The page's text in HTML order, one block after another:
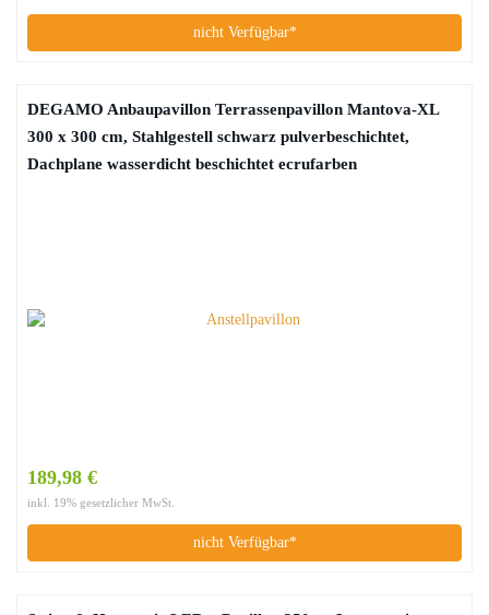
nicht Verfügbar*
DEGAMO Anbaupavillon Terrassenpavillon Mantova-XL
300 x 300 cm, Stahlgestell schwarz pulverbeschichtet,
Dachplane wasserdicht beschichtet ecrufarben
189,98 €
inkl. 19% gesetzlicher MwSt.
nicht Verfügbar*